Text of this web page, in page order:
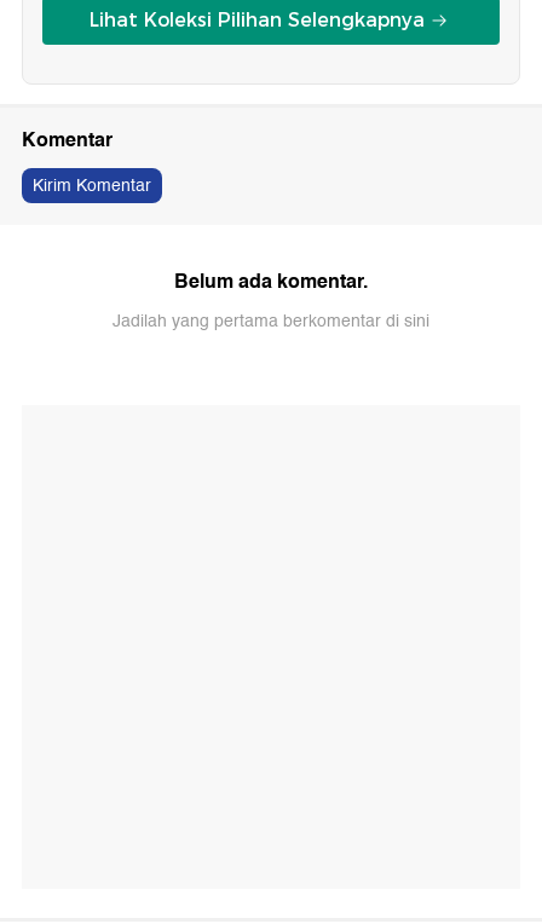
Lihat Koleksi Pilihan Selengkapnya
Komentar
Kirim Komentar
Belum ada komentar.
Jadilah yang pertama berkomentar di sini